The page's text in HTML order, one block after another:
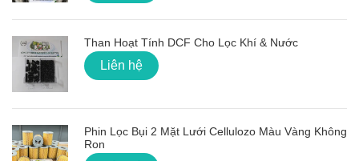
Than Hoạt Tính DCF Cho Lọc Khí & Nước
Liên hệ
Phin Lọc Bụi 2 Mặt Lưới Cellulozo Màu Vàng Không
Ron